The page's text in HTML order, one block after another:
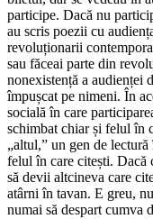
participe. Dacă nu
au scris poezii cu
revoluționarii
sau făceai parte din
nonexistență a audienței
împușcat pe nimeni. În
socială în care
schimbat chiar și felul în
„altul,” un gen de
felul în care citești. Dacă
să devii altcineva care
atârni în tavan. E greu,
numai să despart cumva